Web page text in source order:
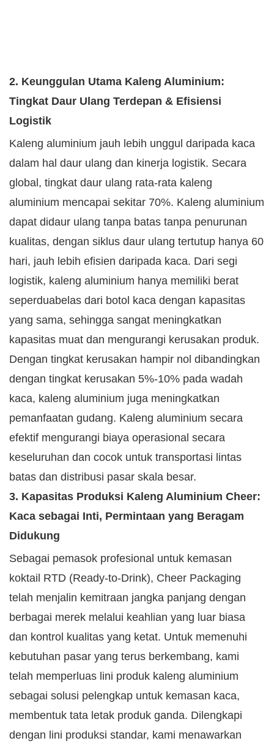
2. Keunggulan Utama Kaleng Aluminium:
Tingkat Daur Ulang Terdepan & Efisiensi
Logistik
Kaleng aluminium jauh lebih unggul daripada kaca
dalam hal daur ulang dan kinerja logistik. Secara
global, tingkat daur ulang rata-rata kaleng
aluminium mencapai sekitar 70%. Kaleng aluminium
dapat didaur ulang tanpa batas tanpa penurunan
kualitas, dengan siklus daur ulang tertutup hanya 60
hari, jauh lebih efisien daripada kaca. Dari segi
logistik, kaleng aluminium hanya memiliki berat
seperduabelas dari botol kaca dengan kapasitas
yang sama, sehingga sangat meningkatkan
kapasitas muat dan mengurangi kerusakan produk.
Dengan tingkat kerusakan hampir nol dibandingkan
dengan tingkat kerusakan 5%-10% pada wadah
kaca, kaleng aluminium juga meningkatkan
pemanfaatan gudang. Kaleng aluminium secara
efektif mengurangi biaya operasional secara
keseluruhan dan cocok untuk transportasi lintas
batas dan distribusi pasar skala besar.
3. Kapasitas Produksi Kaleng Aluminium Cheer:
Kaca sebagai Inti, Permintaan yang Beragam
Didukung
Sebagai pemasok profesional untuk kemasan
koktail RTD (Ready-to-Drink), Cheer Packaging
telah menjalin kemitraan jangka panjang dengan
berbagai merek melalui keahlian yang luar biasa
dan kontrol kualitas yang ketat. Untuk memenuhi
kebutuhan pasar yang terus berkembang, kami
telah memperluas lini produk kaleng aluminium
sebagai solusi pelengkap untuk kemasan kaca,
membentuk tata letak produk ganda. Dilengkapi
dengan lini produksi standar, kami menawarkan